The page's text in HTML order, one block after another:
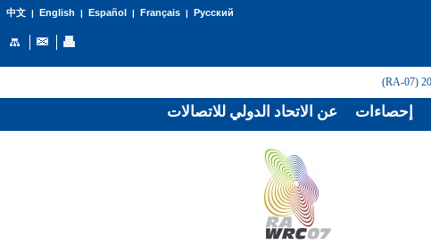
中文| English | Español | Français| Русский
عن الاتحاد الدولي للاتصالات إحصاءات